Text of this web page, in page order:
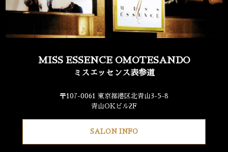
MISS ESSENCE OMOTESANDO
ミスエッセンス表参道
〒107-0061 東京都港区北青山3-5-8
青山OKビル2F
SALON INFO